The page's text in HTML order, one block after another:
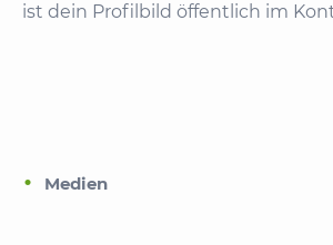
ist dein Profilbild öffentlich im
Medien